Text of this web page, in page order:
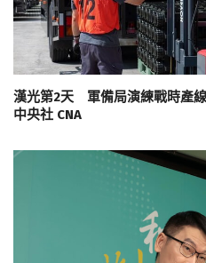
漢光第2天 軍備局演練戰時產
中央社 CNA